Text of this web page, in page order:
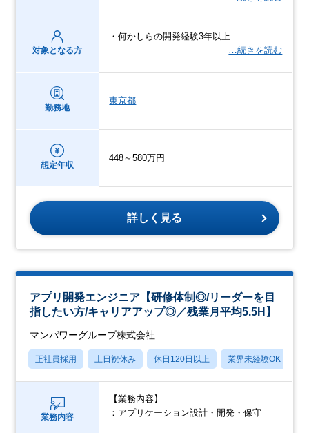
対象となる方
・何かしらの開発経験3年以上
…続きを読む
勤務地
東京都
想定年収
448～580万円
詳しく見る
アプリ開発エンジニア【研修体制◎/リーダーを目
指したい方/キャリアアップ◎／残業月平均5.5H】
マンパワーグループ株式会社
正社員採用 土日祝休み 休日120日以上 業界未経験OK
業務内容
【業務内容】
：アプリケーション設計・開発・保守